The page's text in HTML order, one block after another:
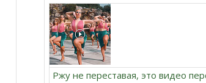
Ржу не переставая, это видео